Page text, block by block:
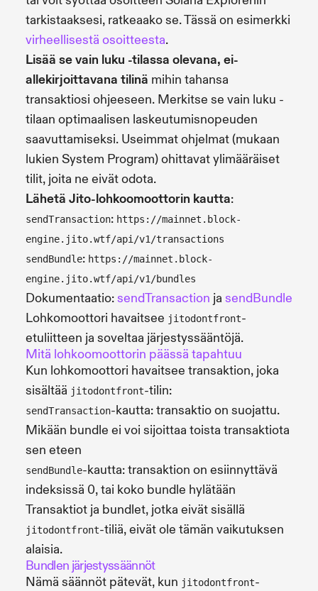
tarkistaaksesi, ratkeaako se. Tässä on esimerkki
virheellisestä osoitteesta.
Lisää se vain luku -tilassa olevana, ei-
allekirjoittavana tilinä mihin tahansa
transaktiosi ohjeeseen. Merkitse se vain luku -
tilaan optimaalisen laskeutumisnopeuden
saavuttamiseksi. Useimmat ohjelmat (mukaan
lukien System Program) ohittavat ylimääräiset
tilit, joita ne eivät odota.
Lähetä Jito-lohkoomoottorin kautta:
sendTransaction: https://mainnet.block-
engine.jito.wtf/api/v1/transactions
sendBundle: https://mainnet.block-
engine.jito.wtf/api/v1/bundles
Dokumentaatio:sendTransaction ja sendBundle
Lohkomoottori havaitsee jitodontfront-
etuliitteen ja soveltaa järjestyssääntöjä.
Mitä lohkoomoottorin päässä tapahtuu
Kun lohkomoottori havaitsee transaktion, joka
sisältää jitodontfront-tilin:
sendTransaction-kautta: transaktio on suojattu.
Mikään bundle ei voi sijoittaa toista transaktiota
sen eteen
sendBundle-kautta: transaktion on esiinnyttävä
indeksissä 0, tai koko bundle hylätään
Transaktiot ja bundlet, jotka eivät sisällä
jitodontfront-tiliä, eivät ole tämän vaikutuksen
alaisia.
Bundlen järjestyssäännöt
Nämä säännöt pätevät, kun jitodontfront-